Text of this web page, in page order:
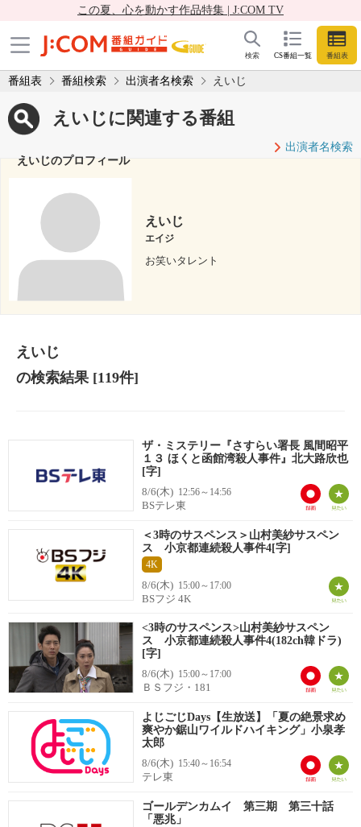
この夏、心を動かす作品特集 | J:COM TV
CS番組一覧 番組表
検索
番組表 番組検索 出演者名検索 えいじ
えいじに関連する番組
出演者名検索
えいじのプロフィール
えいじ
エイジ
お笑いタレント
えいじ
の検索結果[119件]
ザ・ミステリー『さすらい署長 風間昭平
１３ ほくと函館湾殺人事件』北大路欣也
[字]
8/6(木) 12:56～14:56
BSテレ東
＜3時のサスペンス＞山村美紗サスペン
ス 小京都連続殺人事件4[字]
4K
8/6(木) 15:00～17:00
BSフジ 4K
<3時のサスペンス>山村美紗サスペン
ス 小京都連続殺人事件4(182ch韓ドラ)
[字]
8/6(木) 15:00～17:00
ＢＳフジ・181
よじごじDays【生放送】「夏の絶景求め
爽やか鋸山ワイルドハイキング」小泉孝
太郎
8/6(木) 15:40～16:54
テレ東
ゴールデンカムイ 第三期 第三十話
「悪兆」